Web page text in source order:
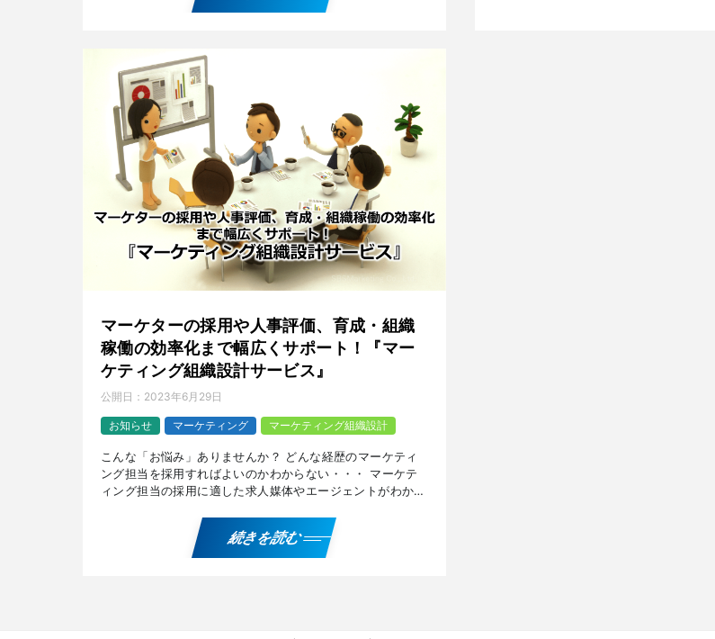
マーケターの採用や人事評価、育成・組織
稼働の効率化まで幅広くサポート！『マー
ケティング組織設計サービス』
公開日： 2023年6月29日
お知らせ マーケティング マーケティング組織設計
こんな「お悩み」ありませんか？ どんな経歴のマーケティ
ング担当を採用すればよいのかわからない・・・ マーケテ
ィング担当の採用に適した求人媒体やエージェントがわから
続きを読む